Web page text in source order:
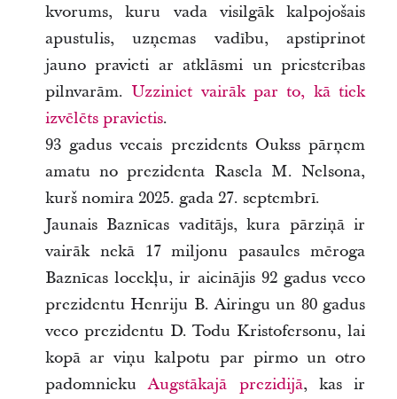
kvorums, kuru vada visilgāk kalpojošais
apustulis, uzņemas vadību, apstiprinot
jauno pravieti ar atklāsmi un priesterības
pilnvarām. Uzziniet vairāk par to, kā tiek
izvēlēts pravietis.
93 gadus vecais prezidents Oukss pārņem
amatu no prezidenta Rasela M. Nelsona,
kurš nomira 2025. gada 27. septembrī.
Jaunais Baznīcas vadītājs, kura pārziņā ir
vairāk nekā 17 miljonu pasaules mēroga
Baznīcas locekļu, ir aicinājis 92 gadus veco
prezidentu Henriju B. Airingu un 80 gadus
veco prezidentu D. Todu Kristofersonu, lai
kopā ar viņu kalpotu par pirmo un otro
padomniekuAugstākajā prezidijā, kas ir